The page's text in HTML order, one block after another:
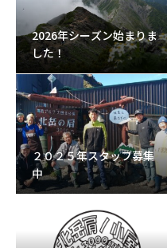
2026年シーズン始まりま
した！
２０２５年スタッフ募集
中